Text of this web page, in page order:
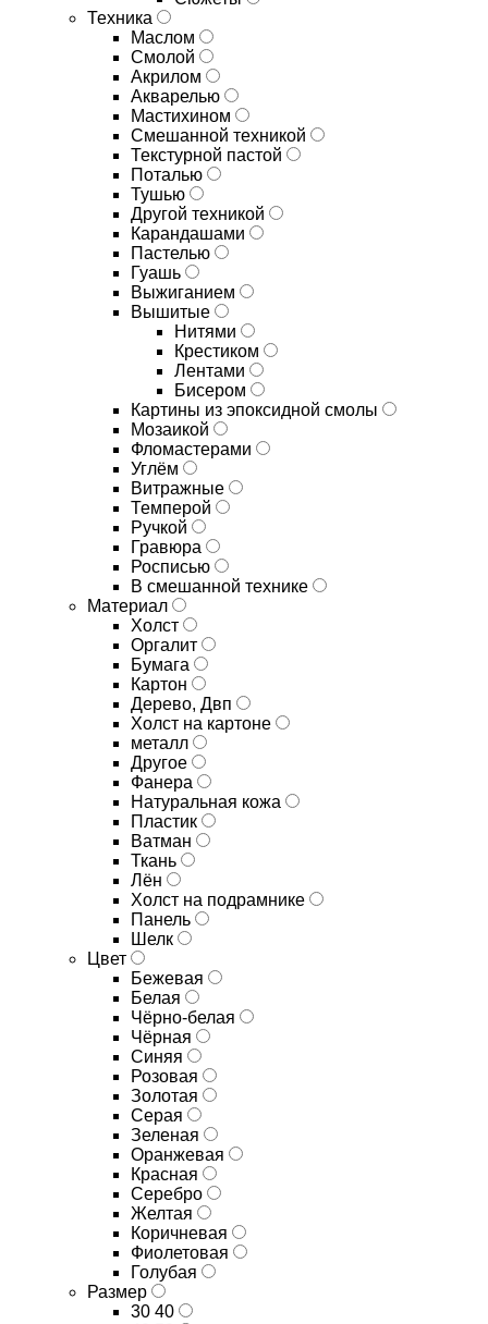
Техника
Маслом
Смолой
Акрилом
Акварелью
Мастихином
Смешанной техникой
Текстурной пастой
Поталью
Тушью
Другой техникой
Карандашами
Пастелью
Гуашь
Выжиганием
Вышитые
Нитями
Крестиком
Лентами
Бисером
Картины из эпоксидной смолы
Мозаикой
Фломастерами
Углём
Витражные
Темперой
Ручкой
Гравюра
Росписью
В смешанной технике
Материал
Холст
Оргалит
Бумага
Картон
Дерево, Двп
Холст на картоне
металл
Другое
Фанера
Натуральная кожа
Пластик
Ватман
Ткань
Лён
Холст на подрамнике
Панель
Шелк
Цвет
Бежевая
Белая
Чёрно-белая
Чёрная
Синяя
Розовая
Золотая
Серая
Зеленая
Оранжевая
Красная
Серебро
Желтая
Коричневая
Фиолетовая
Голубая
Размер
30 40